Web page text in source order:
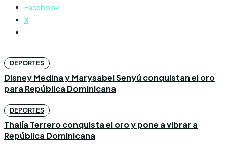
Facebook
X
DEPORTES
Disney Medina y Marysabel Senyú conquistan el oro
para República Dominicana
DEPORTES
Thalía Terrero conquista el oro y pone a vibrar a
República Dominicana